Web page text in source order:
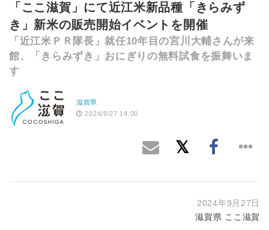
「ここ滋賀」にて近江米新品種「きらみず
き」新米の販売開始イベントを開催
「近江米ＰＲ隊長」就任10年目の宮川大輔さんが来
館、「きらみずき」おにぎりの無料試食を振舞いま
す
滋賀県
2024/9/27 14:00
2024年9月27日
滋賀県 ここ滋賀